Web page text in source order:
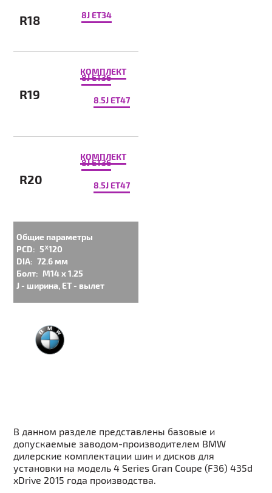
R18 8J ET34
R19
КОМПЛЕКТ
8J ET36
8.5J ET47
R20
КОМПЛЕКТ
8J ET36
8.5J ET47
Общие параметры
PCD: 5ᕁ120
DIA: 72.6 мм
Болт: M14 x 1.25
J - ширина, ET - вылет
В данном разделе представлены базовые и
допускаемые заводом-производителем BMW
дилерские комплектации шин и дисков для
установки на модель 4 Series Gran Coupe (F36) 435d
xDrive 2015 года производства.